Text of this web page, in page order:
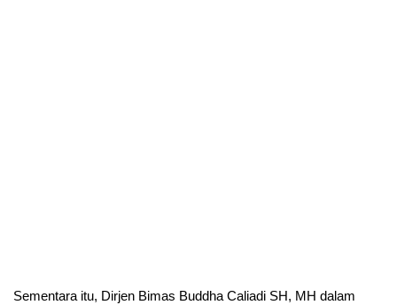
Sementara itu, Dirjen Bimas Buddha Caliadi SH, MH dalam